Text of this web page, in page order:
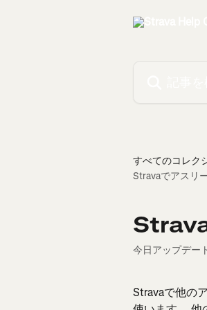
すべてのコレク
Stravaでアスリ
今日アップデー
Stravaで他の